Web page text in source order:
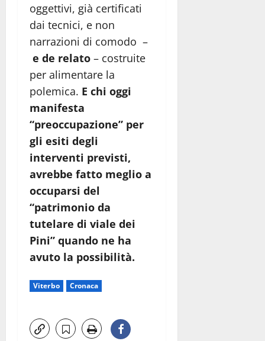
oggettivi, già certificati
dai tecnici, e non
narrazioni di comodo –
e de relato – costruite
per alimentare la
polemica. E chi oggi
manifesta
“preoccupazione” per
gli esiti degli
interventi previsti,
avrebbe fatto meglio a
occuparsi del
“patrimonio da
tutelare di viale dei
Pini” quando ne ha
avuto la possibilità.
Viterbo Cronaca